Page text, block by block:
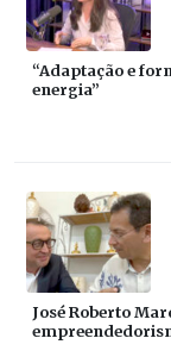
“Adaptação e
energia”
José Roberto